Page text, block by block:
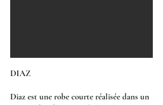
DIAZ
Diaz est une robe courte réalisée dans un